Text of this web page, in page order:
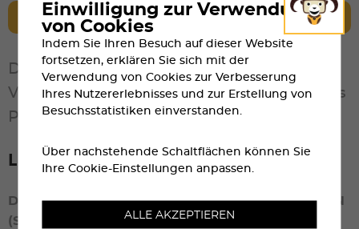
MEHR ERFAHREN
Der Veranstalter übernimmt keine
Verantwortung für unerlaubtes oder wildes
Parkieren.
Luftsicherheit
DROHNEN AM VERANSTALTUNGSORT VERBOTEN
(Sierre und Zinal)
Einwilligung zur Verwendung
von Cookies
Indem Sie Ihren Besuch auf dieser Website
fortsetzen, erklären Sie sich mit der
Verwendung von Cookies zur Verbesserung
Ihres Nutzererlebnisses und zur Erstellung von
Besuchsstatistiken einverstanden.
Über nachstehende Schaltflächen können Sie
Ihre Cookie-Einstellungen anpassen.
ALLE AKZEPTIEREN